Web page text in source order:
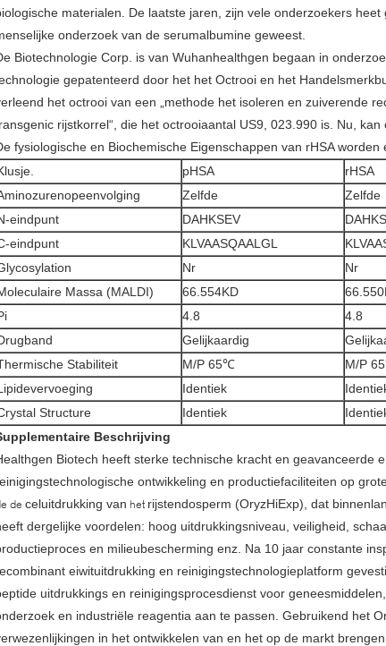
materialen. De laatste jaren, zijn vele onderzoekers
onderzoek van de serumalbumine geweest.
Biotechnologie Corp. is van Wuhanhealthgen begaan in
gepatenteerd door het het Octrooi en het
het octrooi van een „methode het isoleren en zuiverende
rijstkorrel“, die het octrooiaantal US9, 023.990 is. Nu,
fysiologische en Biochemische Eigenschappen van rHSA
pHSA
rHSA
Zelfde
Zelfde
eindpunt
DAHKSEV
eindpunt
KLVAASQAALGL
Nr
Nr
Massa (MALDI)
66.554KD
4.8
4.8
Gelijkaardig
Stabiliteit
M/P 65℃
M/P
Identiek
Structure
Identiek
Beschrijving
Biotech heeft sterke technische kracht en geavanceerde
ontwikkeling en productiefaciliteiten op
de celuitdrukking van het rijstendosperm (OryzHiExp), dat
dergelijke voordelen: hoog uitdrukkingsniveau, veiligheid,
en milieubescherming enz. Na 10 jaar constante
eiwituitdrukking en reinigingstechnologieplatform
uitdrukkings en reinigingsprocesdienst voor
en industriële reagentia aan te passen. Gebruikend het
in het ontwikkelen van en het op de markt